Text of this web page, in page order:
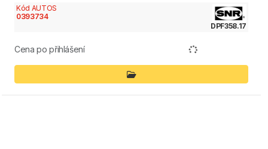
Kód AUTOS
0393734
DPF358.17
Cena po přihlášení